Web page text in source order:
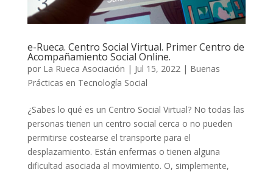
e-Rueca. Centro Social Virtual. Primer Centro de
Acompañamiento Social Online.
por La Rueca Asociación | Jul 15, 2022 | Buenas
Prácticas en Tecnología Social
¿Sabes lo qué es un Centro Social Virtual? No todas las
personas tienen un centro social cerca o no pueden
permitirse costearse el transporte para el
desplazamiento. Están enfermas o tienen alguna
dificultad asociada al movimiento. O, simplemente,